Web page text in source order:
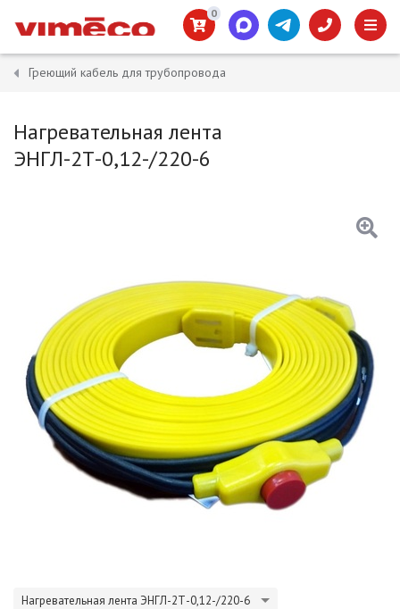
0
Греющий кабель для трубопровода
Нагревательная лента
ЭНГЛ-2Т-0,12-/220-6
Нагревательная лента ЭНГЛ-2Т-0,12-/220-6